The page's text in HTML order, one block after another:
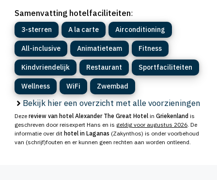
Samenvatting hotelfaciliteiten:
3-sterren A la carte Airconditioning
All-inclusive Animatieteam Fitness
Kindvriendelijk Restaurant Sportfaciliteiten
Wellness WiFi Zwembad
Bekijk hier een overzicht met alle voorzieningen
Deze review van hotel Alexander The Great Hotel in Griekenland is
geschreven door reisexpert Hans en is geldig voor augustus 2026 . De
informatie over dit hotel in Laganas (Zakynthos) is onder voorbehoud
van (schrijf)fouten en er kunnen geen rechten aan worden ontleend.